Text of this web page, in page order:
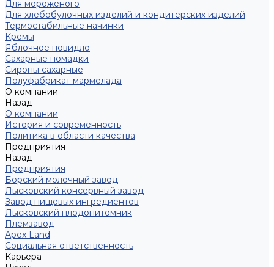
Для мороженого
Для хлебобулочных изделий и кондитерских изделий
Термостабильные начинки
Кремы
Яблочное повидло
Сахарные помадки
Сиропы сахарные
Полуфабрикат мармелада
О компании
Назад
О компании
История и современность
Политика в области качества
Предприятия
Назад
Предприятия
Борский молочный завод
Лысковский консервный завод
Завод пищевых ингредиентов
Лысковский плодопитомник
Племзавод
Apex Land
Социальная ответственность
Карьера